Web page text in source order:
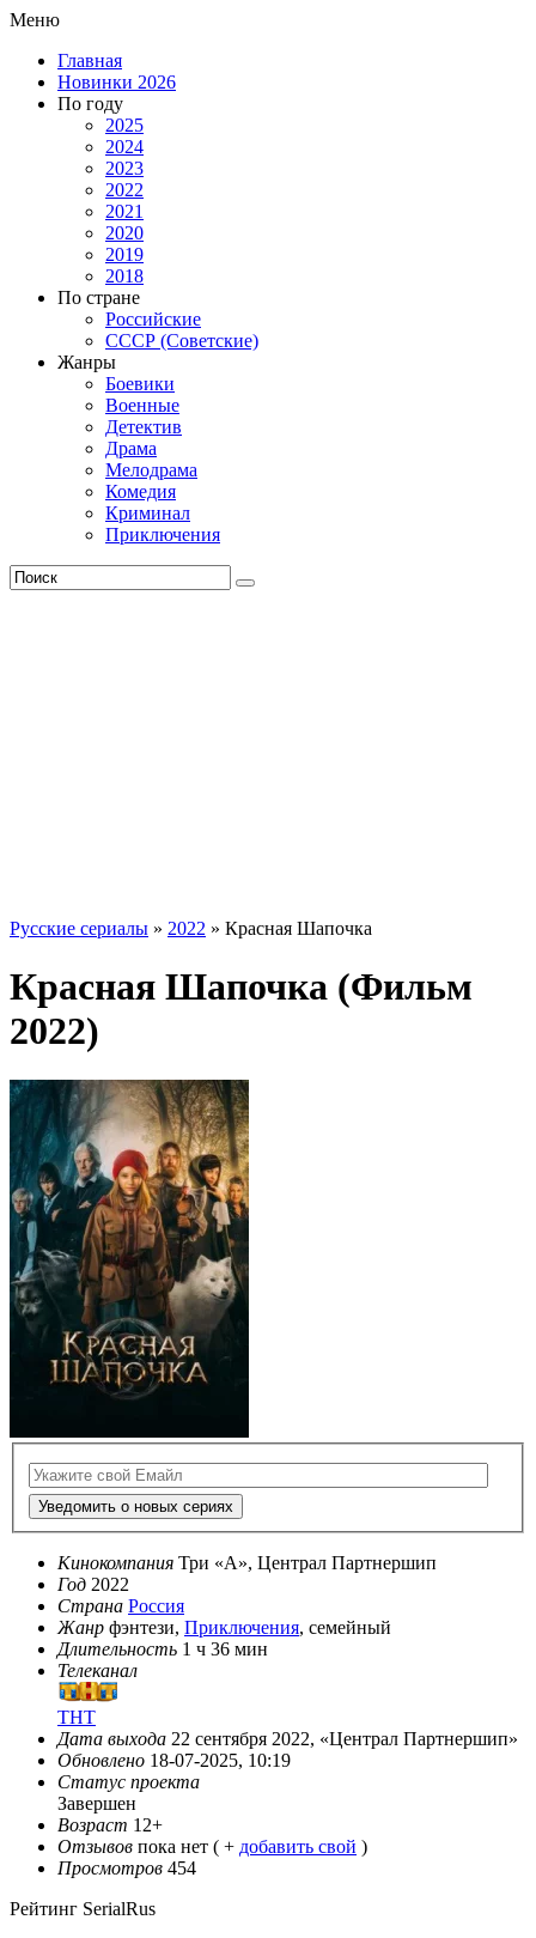
Меню
Главная
Новинки 2026
По году
2025
2024
2023
2022
2021
2020
2019
2018
По стране
Российские
СССР (Советские)
Жанры
Боевики
Военные
Детектив
Драма
Мелодрама
Комедия
Криминал
Приключения
Русские сериалы » 2022 » Красная Шапочка
Красная Шапочка (Фильм
2022)
Уведомить о новых сериях
Кинокомпания Три «А», Централ Партнершип
Год 2022
Страна Россия
Жанр фэнтези, Приключения, семейный
Длительность 1 ч 36 мин
Телеканал
ТНТ
Дата выхода 22 сентября 2022, «Централ Партнершип»
Обновлено 18-07-2025, 10:19
Статус проекта
Завершен
Возраст 12+
Отзывов пока нет ( + добавить свой )
Просмотров 454
Рейтинг SerialRus